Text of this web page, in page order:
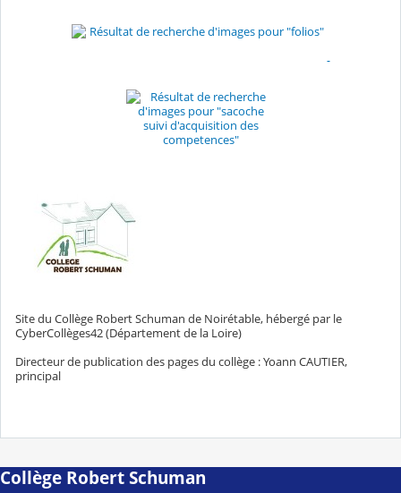
Site du Collège Robert Schuman de Noirétable, hébergé par le
CyberCollèges42 (Département de la Loire)
Directeur de publication des pages du collège : Yoann CAUTIER,
principal
Collège Robert Schuman